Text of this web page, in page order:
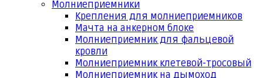
Молниеприемники
Крепления для молниеприемников
Мачта на анкерном блоке
Молниеприемник для фальцевой
кровли
Молниеприемник клетевой-тросовый
Молниеприемник на дымоход